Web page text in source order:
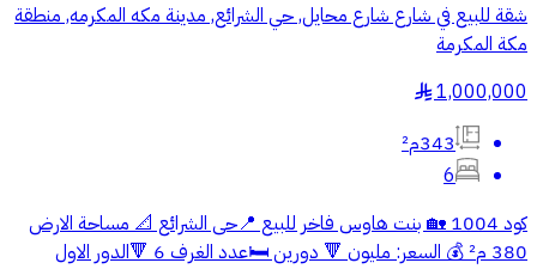
شقة للبيع في شارع شارع محايل, حي الشرائع, مدينة مكه المكرمه, منطقة
مكة المكرمة
1,000,000
§
343م²
6
كود 1004 🏡 بنت هاوس فاخر للبيع 📍حى الشرائع 📐 مساحة الارض
380 م² 💰 السعر: مليون 🔻 دورين 🛏️عدد الغرف 6 🔻الدور الاول